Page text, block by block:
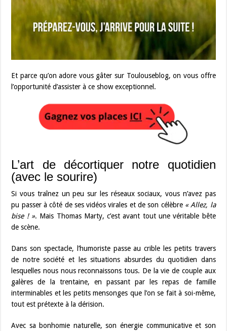
Et parce qu’on adore vous gâter sur Toulouseblog, on vous offre
l’opportunité d’assister à ce show exceptionnel.
L’art de décortiquer notre quotidien
(avec le sourire)
Si vous traînez un peu sur les réseaux sociaux, vous n’avez pas
pu passer à côté de ses vidéos virales et de son célèbre « Allez, la
bise ! ». Mais Thomas Marty, c’est avant tout une véritable bête
de scène.
Dans son spectacle, l’humoriste passe au crible les petits travers
de notre société et les situations absurdes du quotidien dans
lesquelles nous nous reconnaissons tous. De la vie de couple aux
galères de la trentaine, en passant par les repas de famille
interminables et les petits mensonges que l’on se fait à soi-même,
tout est prétexte à la dérision.
Avec sa bonhomie naturelle, son énergie communicative et son